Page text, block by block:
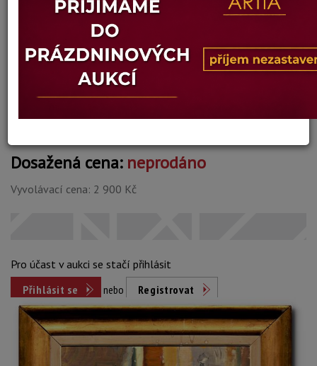
Signováno a datováno vpravo dole, rámováno.
Technika: olej na plátně
Šířka: 46 cm, výška: 61 cm, rámování: 78 x 63 cm
Stav: dobrý
15.06.2026 20:26 SELČ
Dosažená cena: neprodáno
Vyvolávací cena: 2 900 Kč
Pro účast v aukci se stačí přihlásit
Přihlásit se
nebo Registrovat